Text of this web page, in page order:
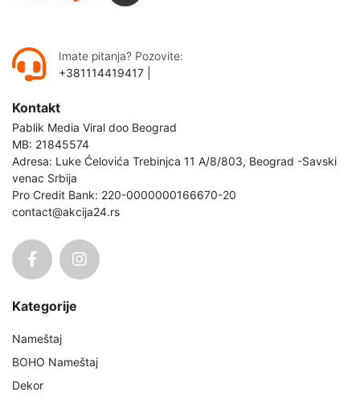
Imate pitanja? Pozovite:
+381114419417
Kontakt
Pablik Media Viral doo Beograd
MB: 21845574
Adresa: Luke Ćelovića Trebinjca 11 A/8/803, Beograd -Savski
venac Srbija
Pro Credit Bank: 220-0000000166670-20
contact@akcija24.rs
Kategorije
Nameštaj
BOHO Nameštaj
Dekor